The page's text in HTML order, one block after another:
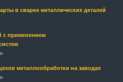
в сварке металлических деталей
с применением
металлообработки на заводах